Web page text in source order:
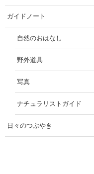
ガイドノート
自然のおはなし
野外道具
写真
ナチュラリストガイド
日々のつぶやき